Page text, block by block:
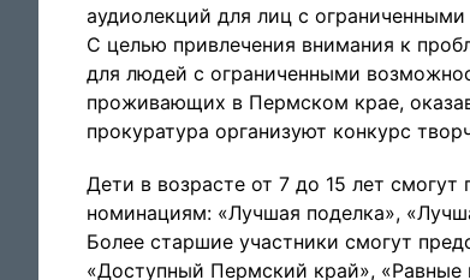
аудиолекций для лиц с
С целью привлечения внимания к
для людей с ограниченными
проживающих в Пермском крае,
прокуратура организуют конкурс
Дети в возрасте от 7 до 15 лет
номинациям: «Лучшая поделка»,
Более старшие участники смогут
«Доступный Пермский край»,